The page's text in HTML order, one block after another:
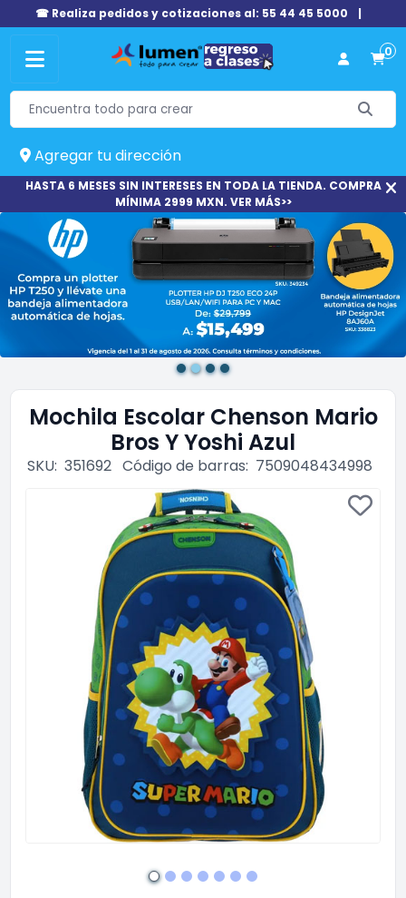
☎ Realiza pedidos y cotizaciones al: 55 44 45 5000 |
0
Agregar tu dirección
HASTA 6 MESES SIN INTERESES EN TODA LA TIENDA. COMPRA
MÍNIMA 2999 MXN. VER MÁS>>
Mochila Escolar Chenson Mario
Bros Y Yoshi Azul
SKU: 351692 Código de barras: 7509048434998